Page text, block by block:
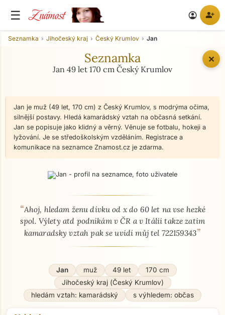
☰ Známost account_circle person_add
✕
Seznamka Jihočeský kraj Český Krumlov Jan
Seznamka
Jan 49 let 170 cm Český Krumlov
Jan je muž (49 let, 170 cm) z Český Krumlov, s modrýma očima,
silnější postavy. Hledá kamarádský vztah na občasná setkání.
Jan se popisuje jako klidný a věrný. Věnuje se fotbalu, hokeji a
lyžování. Je se středoškolským vzděláním. Registrace a
komunikace na seznamce Znamost.cz je zdarma.
O mně - seznamka profil
“Ahoj, hledam ženu dívku od x do 60 let na vse hezké
spol. Výlety atd podnikám v ČR a v Itálii takze zatim
kamaradsky vztah pak se uvidí můj tel 722159343”
Jan muž 49 let
170 cm
Jihočeský kraj (Český Krumlov)
hledám vztah: kamarádský
s výhledem: občas